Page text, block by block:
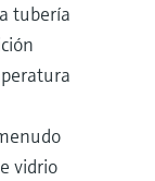
tubería
vidrio